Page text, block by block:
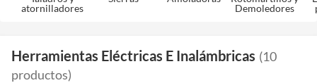
atornilladores
Demoledores
Herramientas Eléctricas E Inalámbricas (10
productos)